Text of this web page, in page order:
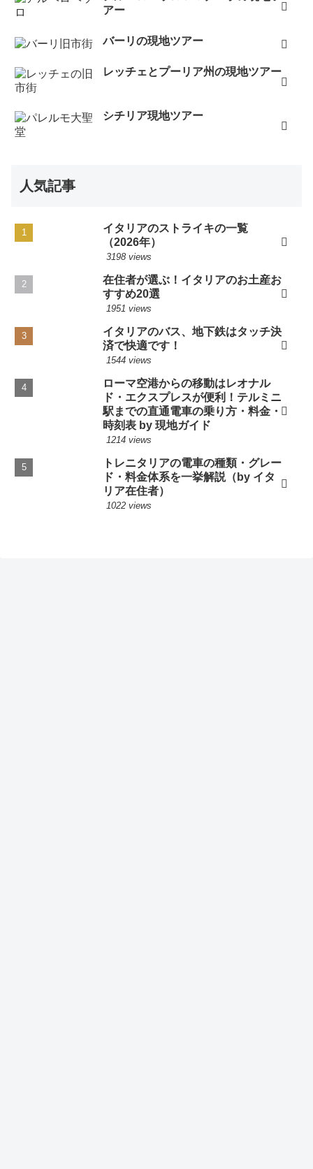
アー
バーリの現地ツアー
レッチェとプーリア州の現地ツアー
シチリア現地ツアー
人気記事
イタリアのストライキの一覧
（2026年）
3198 views
在住者が選ぶ！イタリアのお土産お
すすめ20選
1951 views
イタリアのバス、地下鉄はタッチ決
済で快適です！
1544 views
ローマ空港からの移動はレオナル
ド・エクスプレスが便利！テルミニ
駅までの直通電車の乗り方・料金・
時刻表 by 現地ガイド
1214 views
トレニタリアの電車の種類・グレー
ド・料金体系を一挙解説（by イタ
リア在住者）
1022 views